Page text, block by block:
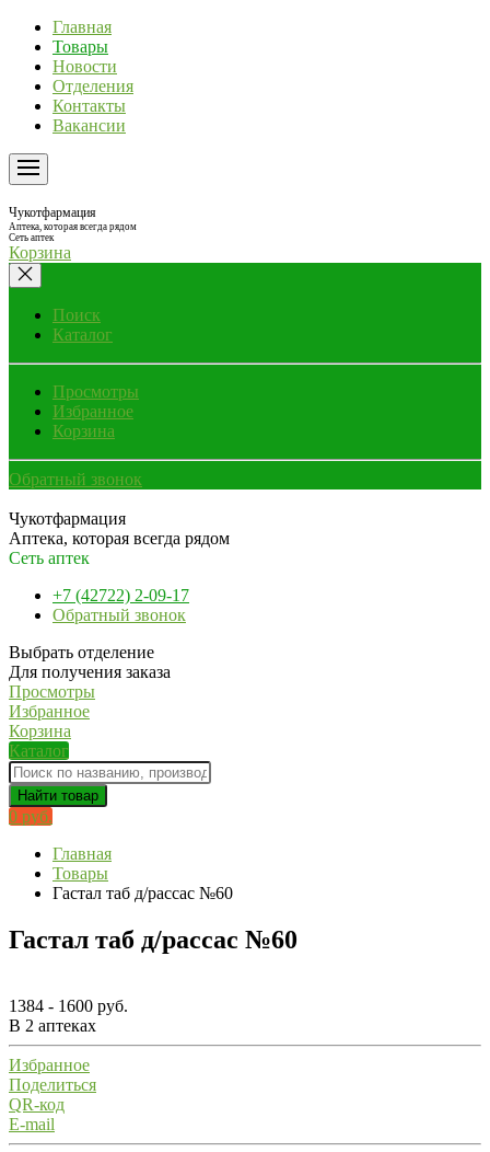
Главная
Товары
Новости
Отделения
Контакты
Вакансии
Чукотфармация
Аптека, которая всегда рядом
Сеть аптек
Корзина
Поиск
Каталог
Просмотры
Избранное
Корзина
Обратный звонок
Чукотфармация
Аптека, которая всегда рядом
Сеть аптек
+7 (42722) 2-09-17
Обратный звонок
Выбрать отделение
Для получения заказа
Просмотры
Избранное
Корзина
Каталог
Найти товар
0 руб.
Главная
Товары
Гастал таб д/рассас №60
Гастал таб д/рассас №60
1384 - 1600 руб.
В 2 аптеках
Избранное
Поделиться
QR-код
E-mail